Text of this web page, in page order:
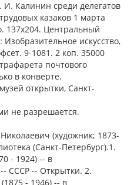
Калинин среди делегатов
казаков 1 марта
137х204. Центральный
искусство,
9-1081. 2 коп. 35000
почтового
в конверте.
открытки, Санкт-
не разрешается.
(художник; 1873-
(Санкт-Петербург).1.
- 1924) -- в
СССР -- Открытки. 2.
- 1946) -- в